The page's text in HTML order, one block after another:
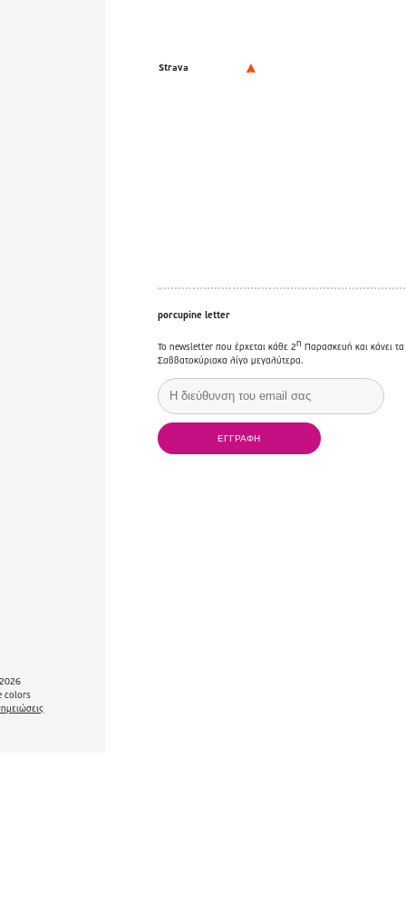
colors
Strava
porcupine letter
Το newsletter που έρχεται κάθε 2η Παρασκευή και κάνει τα
Σαββατοκύριακα λίγο μεγαλύτερα.